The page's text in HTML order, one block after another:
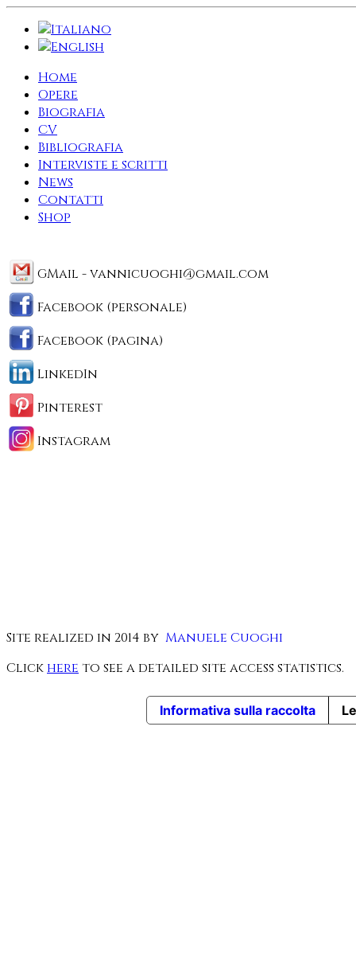
Home
Opere
Biografia
CV
Bibliografia
Interviste e scritti
News
Contatti
Shop
GMail -vannicuoghi@gmail.com
Facebook (personale)
Facebook (pagina)
LinkedIn
Pinterest
Instagram
Site realized in 2014 by Manuele Cuoghi
Click here to see a detailed site access statistics.
Informativa sulla raccolta